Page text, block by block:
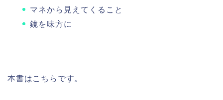
マネから見えてくること
鏡を味方に
本書はこちらです。